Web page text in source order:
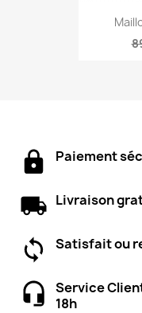
Paiement
Livraison
Satisfait ou
Service
18h